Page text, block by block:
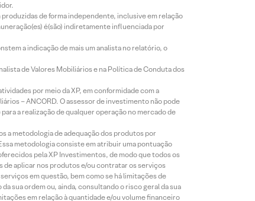
de forma independente, inclusive em relação
é(são) indiretamente influenciada por
a indicação de mais um analista no relatório, o
de Valores Mobiliários e na Política de Conduta dos
por meio da XP, em conformidade com a
– ANCORD. O assessor de investimento não pode
a realização de qualquer operação no mercado de
a metodologia de adequação dos produtos por
metodologia consiste em atribuir uma pontuação
pela XP Investimentos, de modo que todos os
de aplicar nos produtos e/ou contratar os serviços
em questão, bem como se há limitações de
sua ordem ou, ainda, consultando o risco geral da sua
em relação à quantidade e/ou volume financeiro